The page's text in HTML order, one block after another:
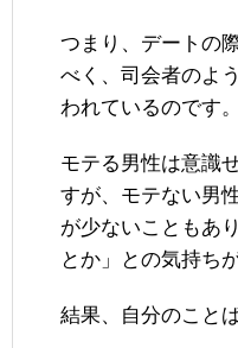
つまり、デートの
べく、司会者のよ
われているのです。
モテる男性は意識
すが、モテない男
が少ないこともあ
とか」との気持ち
結果、自分のこと